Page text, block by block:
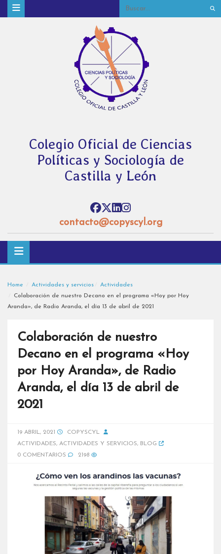
Colegio Oficial de Ciencias
Políticas y Sociología de
Castilla y León
contacto@copyscyl.org
Home Actividades y servicios
Actividades
Colaboración de nuestro Decano en el programa «Hoy por Hoy
Aranda», de Radio Aranda, el día 13 de abril de 2021
Colaboración de nuestro
Decano en el programa «Hoy
por Hoy Aranda», de Radio
Aranda, el día 13 de abril de
2021
19 ABRIL, 2021
COPYSCYL
ACTIVIDADES, ACTIVIDADES Y SERVICIOS, BLOG
0 COMENTARIOS
2198